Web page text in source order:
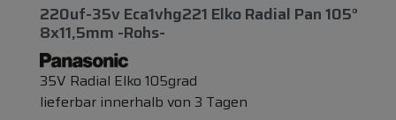
220uf-35v Eca1vhg221 Elko Radial Pan 105°
8x11,5mm -rohs-
35V Radial Elko 105grad
lieferbar innerhalb von 3 Tagen